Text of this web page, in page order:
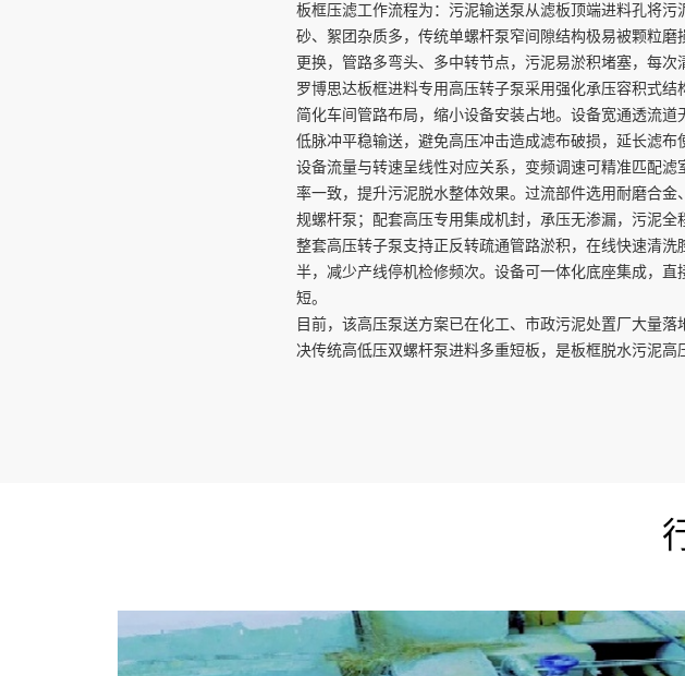
板框压滤工作流程为：污泥输送泵从滤板顶端进料孔将
砂、絮团杂质多，传统单螺杆泵窄间隙结构极易被颗粒
更换，管路多弯头、多中转节点，污泥易淤积堵塞，每次
罗博思达板框进料专用高压转子泵采用强化承压容积式
简化车间管路布局，缩小设备安装占地。设备宽通透流
低脉冲平稳输送，避免高压冲击造成滤布破损，延长滤布
设备流量与转速呈线性对应关系，变频调速可精准匹配
率一致，提升污泥脱水整体效果。过流部件选用耐磨合
规螺杆泵；配套高压专用集成机封，承压无渗漏，污泥全
整套高压转子泵支持正反转疏通管路淤积，在线快速清
半，减少产线停机检修频次。设备可一体化底座集成，
短。
目前，该高压泵送方案已在化工、市政污泥处置厂大量
决传统高低压双螺杆泵进料多重短板，是板框脱水污泥高